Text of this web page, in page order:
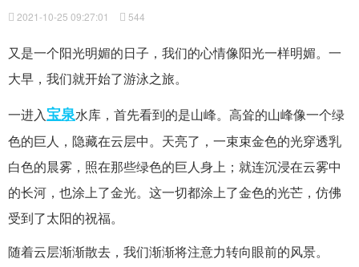
2021-10-25 09:27:01 544
又是一个阳光明媚的日子，我们的心情像阳光一样明媚。一
大早，我们就开始了游泳之旅。
一进入宝泉水库，首先看到的是山峰。高耸的山峰像一个绿
色的巨人，隐藏在云层中。天亮了，一束束金色的光穿透乳
白色的晨雾，照在那些绿色的巨人身上；就连沉浸在云雾中
的长河，也涂上了金光。这一切都涂上了金色的光芒，仿佛
受到了太阳的祝福。
随着云层渐渐散去，我们渐渐将注意力转向眼前的风景。